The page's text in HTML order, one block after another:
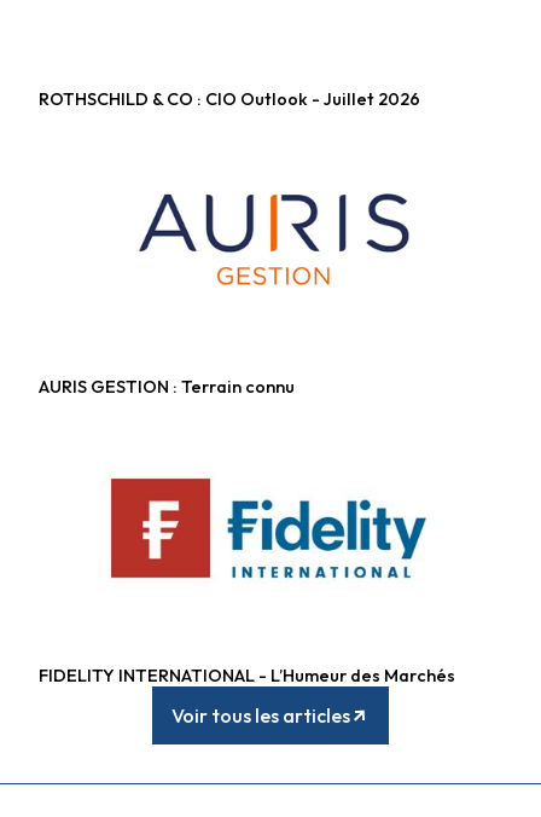
Fonds diversifiés
ROTHSCHILD & CO : CIO Outlook - Juillet 2026
Fonds diversifiés
AURIS GESTION : Terrain connu
Fonds diversifiés
FIDELITY INTERNATIONAL - L’Humeur des Marchés
Voir tous les articles